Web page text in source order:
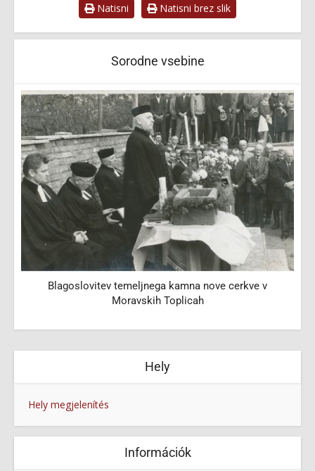
Natisni Natisni brez slik
Sorodne vsebine
Blagoslovitev temeljnega kamna nove cerkve v
Moravskih Toplicah
Hely
Hely megjelenítés
Információk